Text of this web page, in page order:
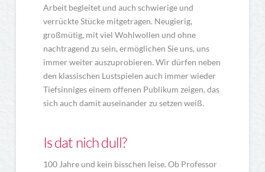
Arbeit begleitet und auch schwierige und
verrückte Stücke mitgetragen. Neugierig,
großmütig, mit viel Wohlwollen und ohne
nachtragend zu sein, ermöglichen Sie uns, uns
immer weiter auszuprobieren. Wir dürfen neben
den klassischen Lustspielen auch immer wieder
Tiefsinniges einem offenen Publikum zeigen, das
sich auch damit auseinander zu setzen weiß.
Is dat nich dull?
100 Jahre und kein bisschen leise. Ob Professor